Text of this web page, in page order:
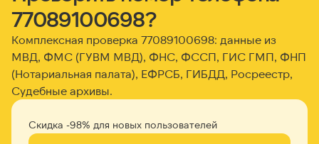
77089100698?
Комплексная проверка 77089100698: данные из
МВД, ФМС (ГУВМ МВД), ФНС, ФССП, ГИС ГМП, ФНП
(Нотариальная палата), ЕФРСБ, ГИБДД, Росреестр,
Судебные архивы.
Скидка -98% для новых пользователей